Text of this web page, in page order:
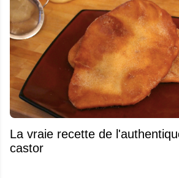
La vraie recette de
castor